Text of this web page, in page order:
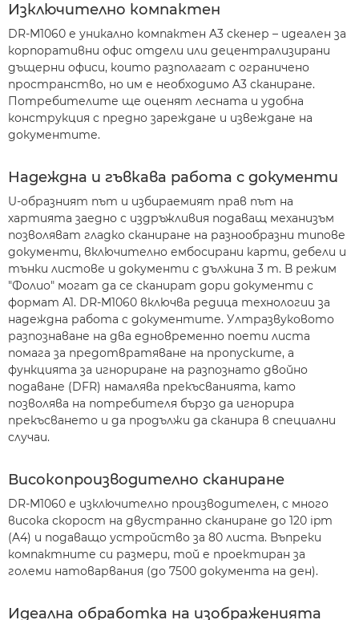
Изключително компактен
DR-M1060 е уникално компактен A3 скенер – идеален за
корпоративни офис отдели или децентрализирани
дъщерни офиси, които разполагат с ограничено
пространство, но им е необходимо A3 сканиране.
Потребителите ще оценят лесната и удобна
конструкция с предно зареждане и извеждане на
документите.
Надеждна и гъвкава работа с документи
U-образният път и избираемият прав път на
хартията заедно с издръжливия подаващ механизъм
позволяват гладко сканиране на разнообразни типове
документи, включително ембосирани карти, дебели и
тънки листове и документи с дължина 3 m. В режим
"Фолио" могат да се сканират дори документи с
формат A1. DR-M1060 включва редица технологии за
надеждна работа с документите. Ултразвуковото
разпознаване на два едновременно поети листа
помага за предотвратяване на пропуските, а
функцията за игнориране на разпознато двойно
подаване (DFR) намалява прекъсванията, като
позволява на потребителя бързо да игнорира
прекъсването и да продължи да сканира в специални
случаи.
Високопроизводително сканиране
DR-M1060 е изключително производителен, с много
висока скорост на двустранно сканиране до 120 ipm
(A4) и подаващо устройство за 80 листа. Въпреки
компактните си размери, той е проектиран за
големи натоварвания (до 7500 документа на ден).
Идеална обработка на изображенията